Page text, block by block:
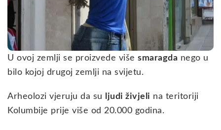
U ovoj zemlji se proizvede više smaragda nego u
bilo kojoj drugoj zemlji na svijetu.
Arheolozi vjeruju da su ljudi živjeli na teritoriji
Kolumbije prije više od 20.000 godina.